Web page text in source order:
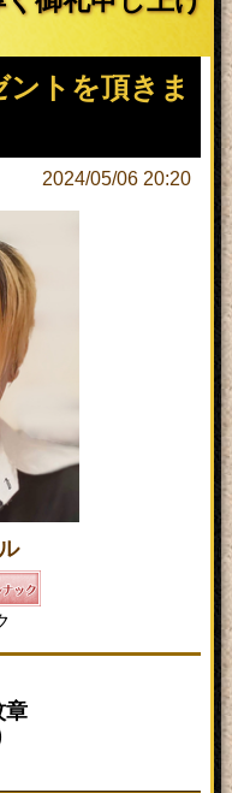
トを頂きま
2024/05/06 20:20
章